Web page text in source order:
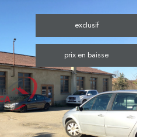
exclusif
prix en baisse